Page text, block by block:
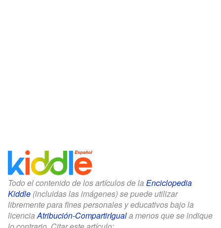
Todo el contenido de los artículos de la Enciclopedia
Kiddle (incluidas las imágenes) se puede utilizar
libremente para fines personales y educativos bajo la
licenciaAtribución-CompartirIguala menos que se indique